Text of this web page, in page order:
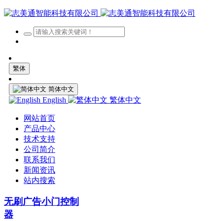
繁体
简体中文
English 繁体中文
网站首页
产品中心
技术支持
公司简介
联系我们
新闻资讯
站内搜索
无刷广告小门控制
器